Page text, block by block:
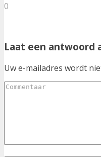
0
Laat een antwoord
Uw e-mailadres wordt